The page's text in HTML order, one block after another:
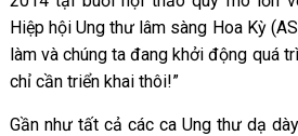
Hiệp hội Ung thư lâm sàng Hoa Kỳ
làm và chúng ta đang khởi động quá
chỉ cần triển khai thôi!”
Gần như tất cả các ca Ung thư dạ